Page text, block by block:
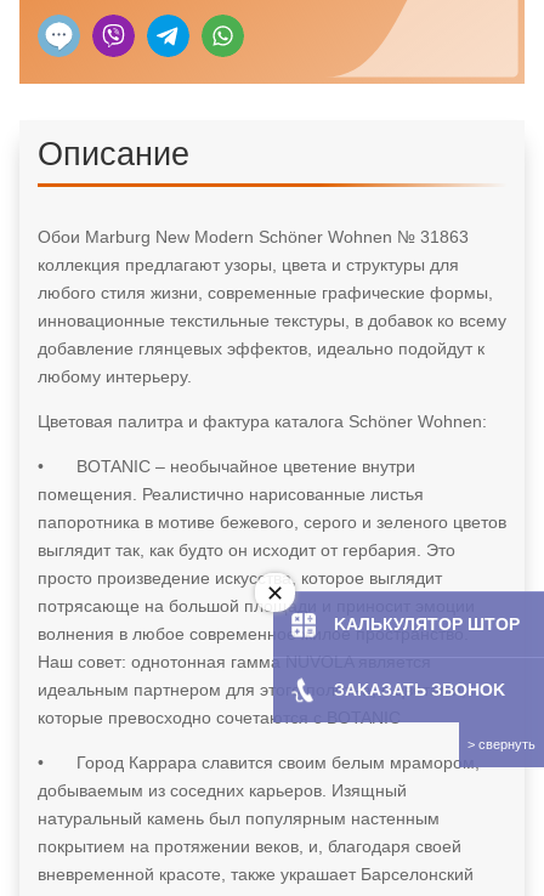
Описание
Обои Marburg New Modern Schöner Wohnen № 31863
коллекция предлагают узоры, цвета и структуры для
любого стиля жизни, современные графические формы,
инновационные текстильные текстуры, в добавок ко всему
добавление глянцевых эффектов, идеально подойдут к
любому интерьеру.
Цветовая палитра и фактура каталога Schöner Wohnen:
•
BOTANIC – необычайное цветение внутри
помещения. Реалистично нарисованные листья
папоротника в мотиве бежевого, серого и зеленого цветов
выглядит так, как будто он исходит от гербария. Это
просто произведение искусства, которое выглядит
потрясающе на большой площади и приносит эмоции
волнения в любое современное жилое пространство.
Наш совет: однотонная гамма NUVOLA является
идеальным партнером для этого полотна, с цветами,
которые превосходно сочетаются с BOTANIC
•
Город Каррара славится своим белым мрамором,
добываемым из соседних карьеров. Изящный
натуральный камень был популярным настенным
покрытием на протяжении веков, и, благодаря своей
вневременной красоте, также украшает Барселонский
KAЛЬКУЛЯТOP ШТОР
ЗAKAЗATЬ ЗBOHOK